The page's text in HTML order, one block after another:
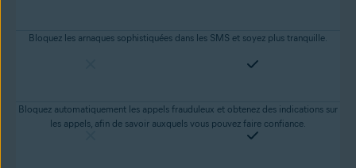
Bloquez les arnaques sophistiquées dans les SMS et soyez plus tranquille.
Bloquez automatiquement les appels frauduleux et obtenez des indications sur
les appels, afin de savoir auxquels vous pouvez faire confiance.